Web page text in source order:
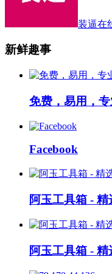
装逼在
新鲜趣事
免费，易用，
Facebook
阿玉工具箱 -
阿玉工具箱 -